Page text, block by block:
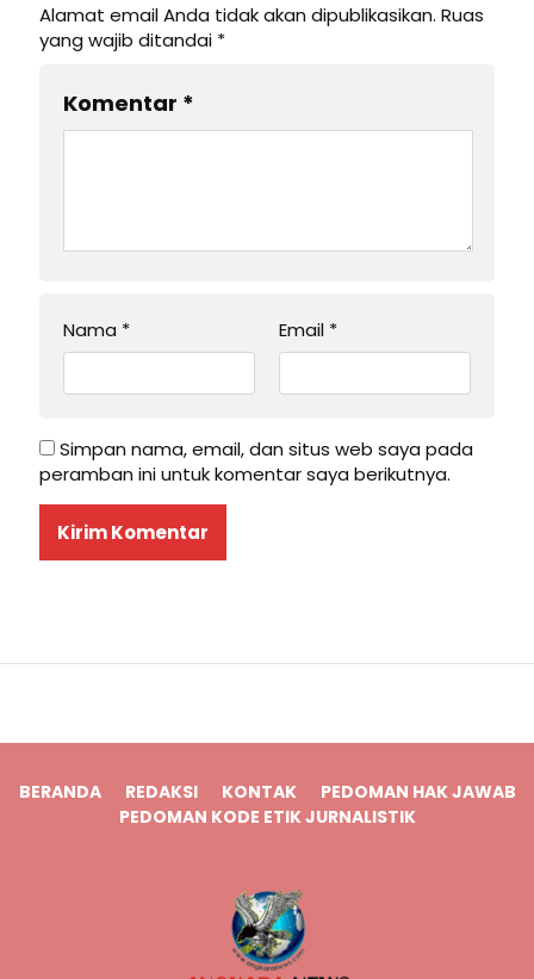
Alamat email Anda tidak akan dipublikasikan. Ruas
yang wajib ditandai *
Komentar *
Nama * Email *
Simpan nama, email, dan situs web saya pada
peramban ini untuk komentar saya berikutnya.
BERANDA REDAKSI KONTAK
PEDOMAN HAK JAWAB
PEDOMAN KODE ETIK JURNALISTIK